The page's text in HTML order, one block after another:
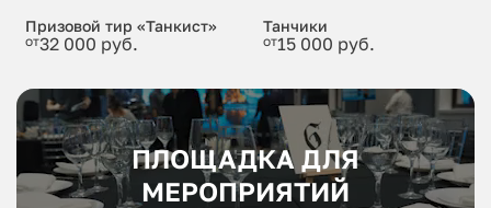
Призовой тир «Танкист»
от32 000 руб.
Танчики
от15 000 руб.
ПЛОЩАДКА ДЛЯ
МЕРОПРИЯТИЙ